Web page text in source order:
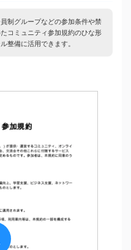
制グループなどの参加条件や禁
コミュニティ参加規約のひな形
整備に活用できます。